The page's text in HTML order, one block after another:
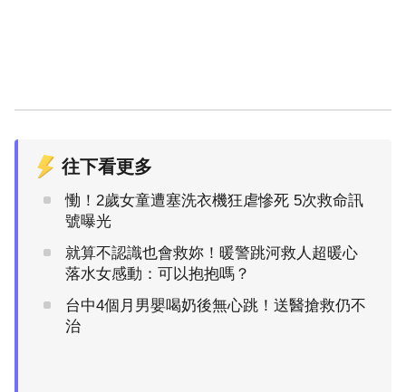
往下看更多
慟！2歲女童遭塞洗衣機狂虐慘死 5次救命訊
號曝光
就算不認識也會救妳！暖警跳河救人超暖心
落水女感動：可以抱抱嗎？
台中4個月男嬰喝奶後無心跳！送醫搶救仍不
治